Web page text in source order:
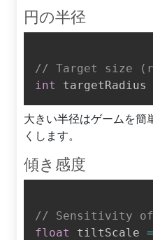
円の半径
// Target size
int
targetRadius
大きい半径はゲームを簡
くします。
傾き感度
// Sensitivity
float
tiltScale =